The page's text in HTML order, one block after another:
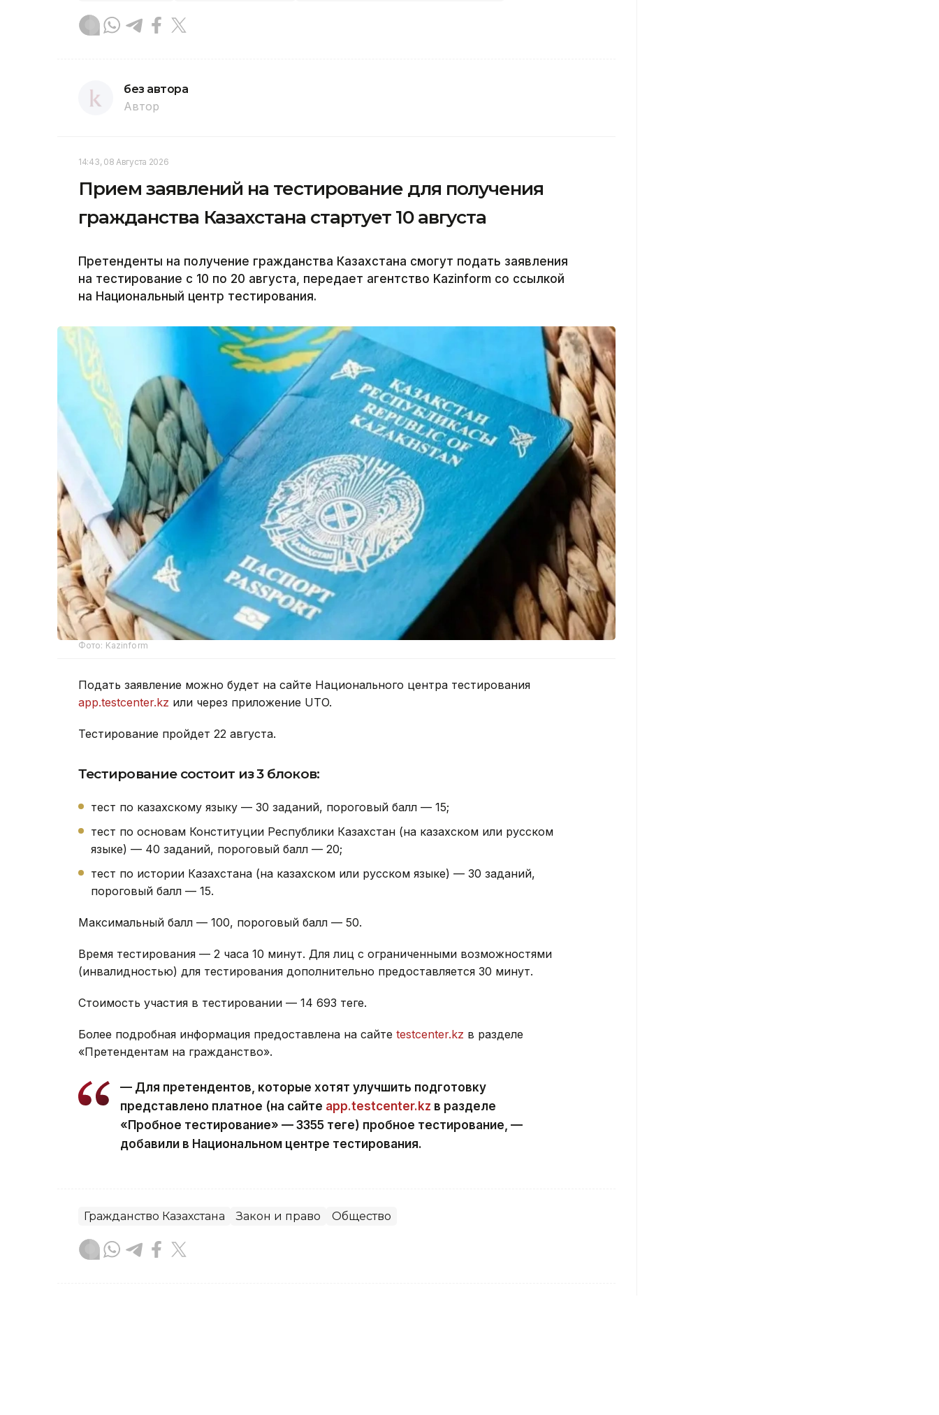
без автора
Автор
14:43, 08 Августа 2026
Прием заявлений на тестирование для получения
гражданства Казахстана стартует 10 августа
Претенденты на получение гражданства Казахстана смогут подать заявления
на тестирование с 10 по 20 августа, передает агентство Kazinform со ссылкой
на Национальный центр тестирования.
Фото: Kazinform
Подать заявление можно будет на сайте Национального центра тестирования
app.testcenter.kz или через приложение UTO.
Тестирование пройдет 22 августа.
Тестирование состоит из 3 блоков:
тест по казахскому языку — 30 заданий, пороговый балл — 15;
тест по основам Конституции Республики Казахстан (на казахском или русском
языке) — 40 заданий, пороговый балл — 20;
тест по истории Казахстана (на казахском или русском языке) — 30 заданий,
пороговый балл — 15.
Максимальный балл — 100, пороговый балл — 50.
Время тестирования — 2 часа 10 минут. Для лиц с ограниченными возможностями
(инвалидностью) для тестирования дополнительно предоставляется 30 минут.
Стоимость участия в тестировании — 14 693 теңге.
Более подробная информация предоставлена на сайте testcenter.kz в разделе
«Претендентам на гражданство».
— Для претендентов, которые хотят улучшить подготовку
представлено платное (на сайте app.testcenter.kz в разделе
«Пробное тестирование» — 3355 теңге) пробное тестирование, —
добавили в Национальном центре тестирования.
Гражданство Казахстана Закон и право Общество